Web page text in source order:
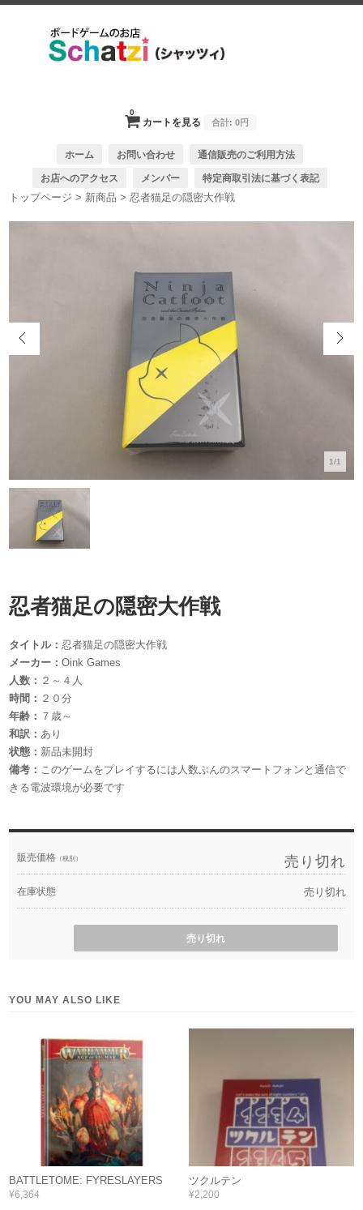
カートを見る
0
合計: 0円
ホーム お問い合わせ 通信販売のご利用方法
お店へのアクセス メンバー 特定商取引法に基づく表記
トップページ > 新商品 >忍者猫足の隠密大作戦
1/1
忍者猫足の隠密大作戦
タイトル：忍者猫足の隠密大作戦
メーカー：Oink Games
人数： ２～４人
時間： ２０分
年齢： ７歳～
和訳：あり
状態： 新品未開封
備考： このゲームをプレイするには人数ぶんのスマートフォンと通信で
きる電波環境が必要です
販売価格 （税別） 売り切れ
在庫状態 売り切れ
売り切れ
YOU MAY ALSO LIKE
BATTLETOME: FYRESLAYERS
¥6,364
ツクルテン
¥2,200